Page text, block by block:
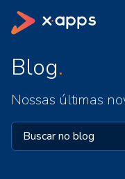
Blog
Nossas últimas